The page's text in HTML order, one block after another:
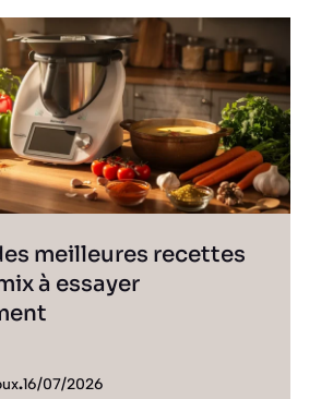
meilleures recettes
à essayer
.16/07/2026